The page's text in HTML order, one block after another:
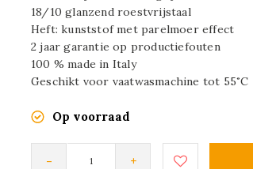
18/10 glanzend roestvrijstaal
Heft: kunststof met parelmoer effect
2 jaar garantie op productiefouten
100 % made in Italy
Geschikt voor vaatwasmachine tot 55˚C
Op voorraad
- +